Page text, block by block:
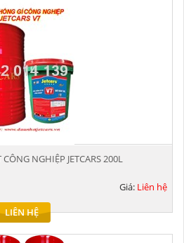
NGHIỆP JETCARS 200L
Giá: Liên hệ
LIÊN HỆ